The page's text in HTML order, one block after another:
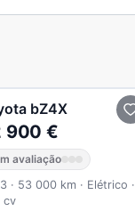
bZ4X
900 €
avaliação
· 53 000 km · Elétrico ·
cv